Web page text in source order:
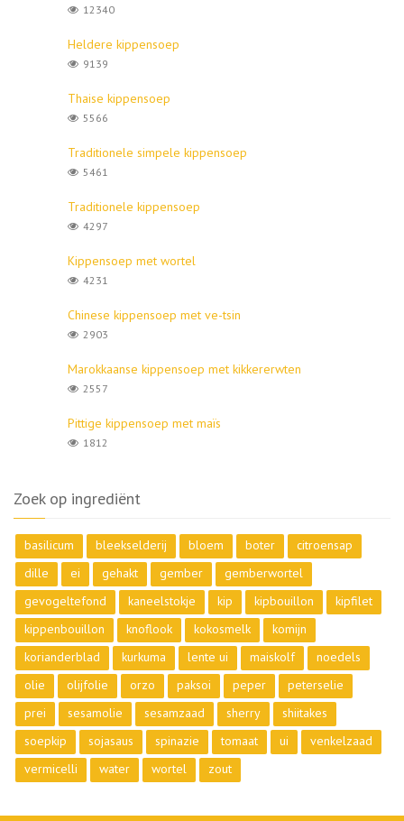
12340
Heldere kippensoep
9139
Thaise kippensoep
5566
Traditionele simpele kippensoep
5461
Traditionele kippensoep
4297
Kippensoep met wortel
4231
Chinese kippensoep met ve-tsin
2903
Marokkaanse kippensoep met kikkererwten
2557
Pittige kippensoep met maïs
1812
Zoek op ingrediënt
basilicum bleekselderij bloem boter
citroensap
dille
ei gehakt gember
gemberwortel
gevogeltefond
kaneelstokje kip kipbouillon
kipfilet
kippenbouillon
knoflook kokosmelk
komijn
korianderblad
kurkuma lente ui maiskolf
noedels
olie
olijfolie orzo paksoi peper
peterselie
prei
sesamolie sesamzaad sherry
shiitakes
soepkip
sojasaus spinazie tomaat ui
venkelzaad
vermicelli
water wortel zout